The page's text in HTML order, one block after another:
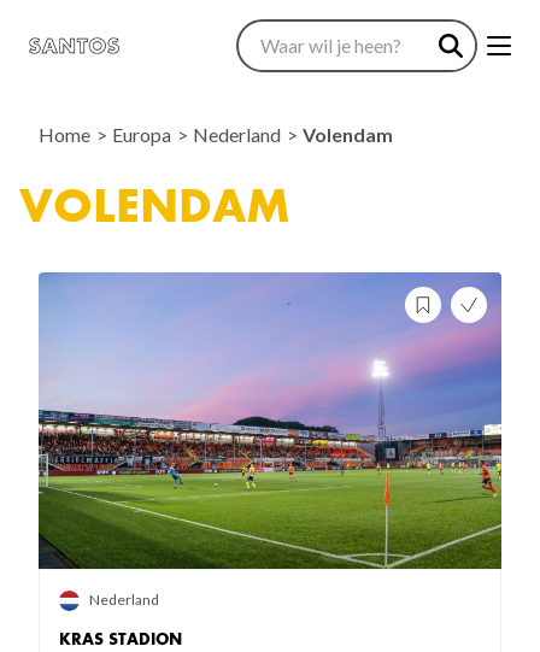
Home Europa Nederland Volendam
VOLENDAM
KRAS STADION
Nederland